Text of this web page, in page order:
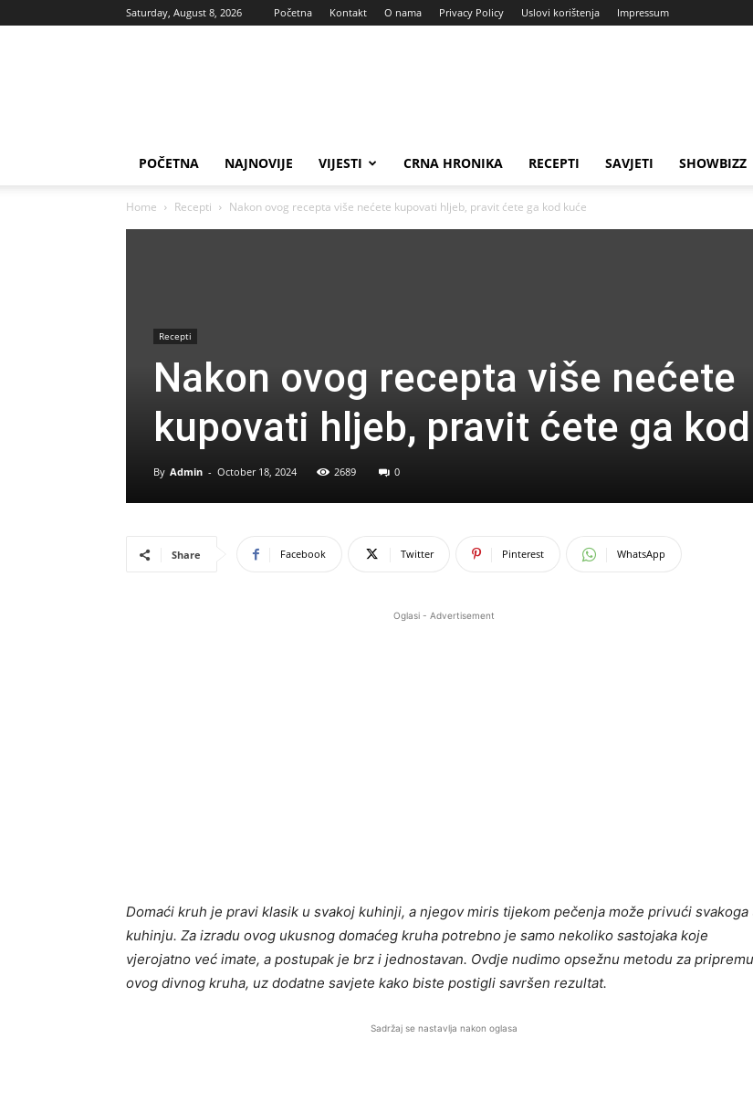
Saturday, August 8, 2026 Početna Kontakt O nama Privacy Policy Uslovi korištenja Impressum
POČETNA NAJNOVIJE VIJESTI CRNA HRONIKA RECEPTI SAVJETI SHOWBIZZ
Home Recepti Nakon ovog recepta više nećete kupovati hljeb, pravit ćete ga kod kuće
Recepti
Nakon ovog recepta više nećete
kupovati hljeb, pravit ćete ga
By Admin - October 18, 2024 2689 0
Share Facebook Twitter Pinterest WhatsApp
Oglasi - Advertisement
Domaći kruh je pravi klasik u svakoj kuhinji, a njegov miris tijekom pečenja može privući svakoga
kuhinju. Za izradu ovog ukusnog domaćeg kruha potrebno je samo nekoliko sastojaka koje
vjerojatno već imate, a postupak je brz i jednostavan. Ovdje nudimo opsežnu metodu za pripremu
ovog divnog kruha, uz dodatne savjete kako biste postigli savršen rezultat.
Sadržaj se nastavlja nakon oglasa